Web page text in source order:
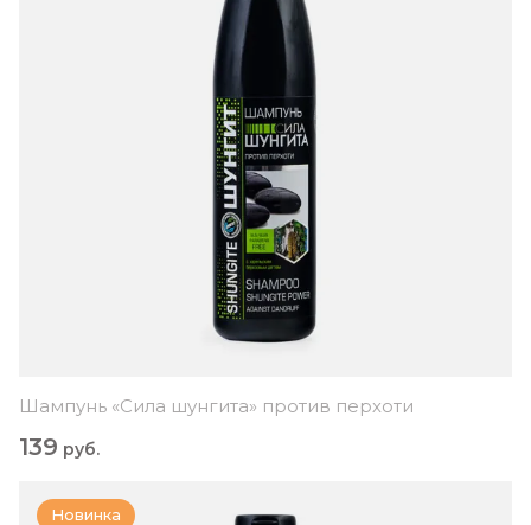
Шампунь «Сила шунгита» против перхоти
139 руб.
Новинка